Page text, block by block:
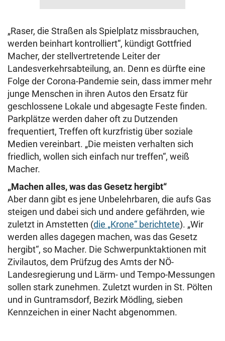
„Raser, die Straßen als Spielplatz missbrauchen,
werden beinhart kontrolliert“, kündigt Gottfried
Macher, der stellvertretende Leiter der
Landesverkehrsabteilung, an. Denn es dürfte eine
Folge der Corona-Pandemie sein, dass immer mehr
junge Menschen in ihren Autos den Ersatz für
geschlossene Lokale und abgesagte Feste finden.
Parkplätze werden daher oft zu Dutzenden
frequentiert, Treffen oft kurzfristig über soziale
Medien vereinbart. „Die meisten verhalten sich
friedlich, wollen sich einfach nur treffen“, weiß
Macher.
„Machen alles, was das Gesetz hergibt“
Aber dann gibt es jene Unbelehrbaren, die aufs Gas
steigen und dabei sich und andere gefährden, wie
zuletzt in Amstetten (die „Krone“ berichtete). „Wir
werden alles dagegen machen, was das Gesetz
hergibt“, so Macher. Die Schwerpunktaktionen mit
Zivilautos, dem Prüfzug des Amts der NÖ-
Landesregierung und Lärm- und Tempo-Messungen
sollen stark zunehmen. Zuletzt wurden in St. Pölten
und in Guntramsdorf, Bezirk Mödling, sieben
Kennzeichen in einer Nacht abgenommen.